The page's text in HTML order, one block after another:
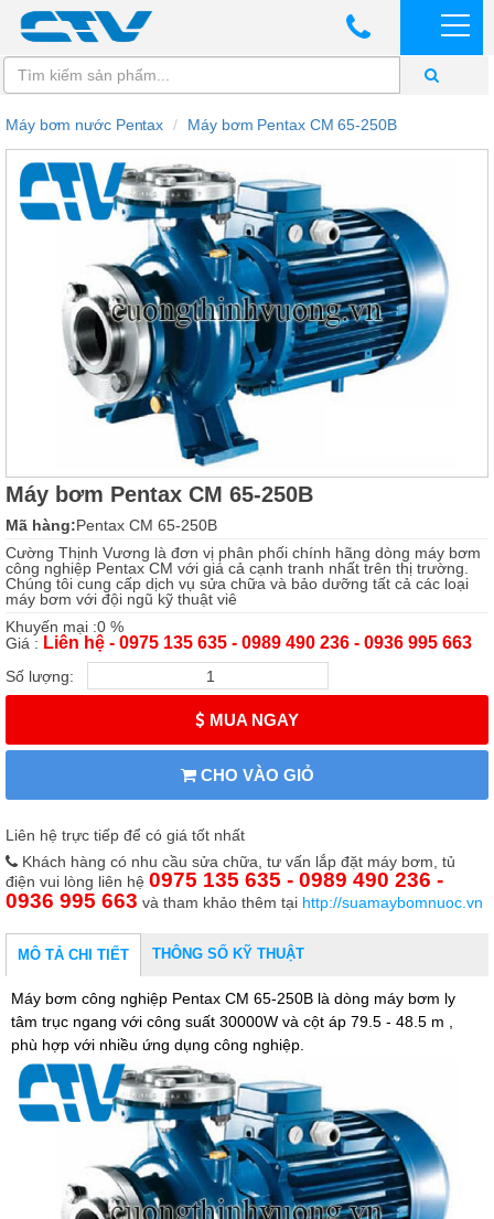
Máy bơm nước Pentax Máy bơm Pentax CM 65-250B
Máy bơm Pentax CM 65-250B
Mã hàng:Pentax CM 65-250B
Cường Thịnh Vương là đơn vị phân phối chính hãng dòng máy bơm
công nghiệp Pentax CM với giá cả cạnh tranh nhất trên thị trường.
Chúng tôi cung cấp dịch vụ sửa chữa và bảo dưỡng tất cả các loại
máy bơm với đội ngũ kỹ thuật viê
Khuyến mại :0 %
Giá : Liên hệ - 0975 135 635 - 0989 490 236 - 0936 995 663
Số lượng:
MUA NGAY
CHO VÀO GIỎ
Liên hệ trực tiếp để có giá tốt nhất
Khách hàng có nhu cầu sửa chữa, tư vấn lắp đặt máy bơm, tủ
điện vui lòng liên hệ 0975 135 635 - 0989 490 236 -
0936 995 663 và tham khảo thêm tại http://suamaybomnuoc.vn
MÔ TẢ CHI TIẾT THÔNG SỐ KỸ THUẬT
Máy bơm công nghiệp Pentax CM 65-250B là dòng máy bơm ly
tâm trục ngang với công suất 30000W và cột áp 79.5 - 48.5 m ,
phù hợp với nhiều ứng dụng công nghiệp.